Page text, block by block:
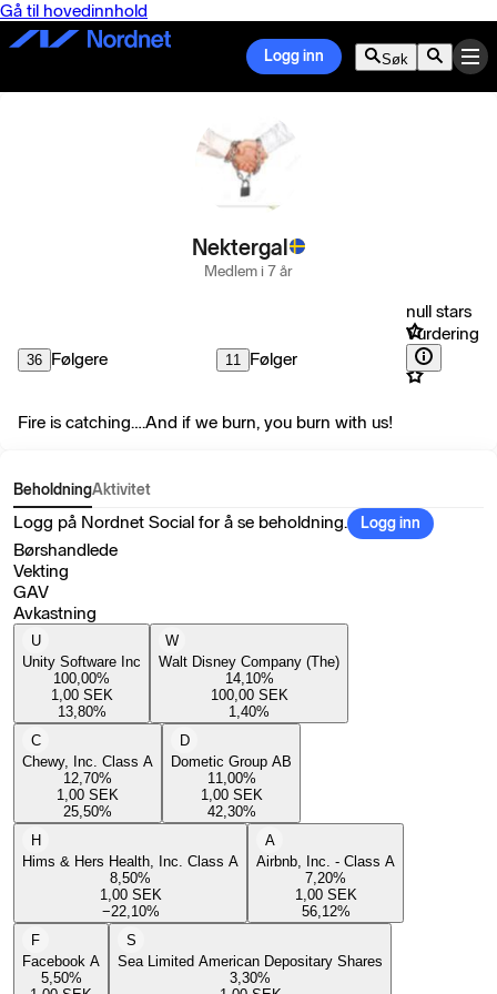
Gå til hovedinnhold
Logg inn Søk
Nektergal
Medlem i 7 år
36 Følgere 11 Følger
null stars
Vurdering
Fire is catching….And if we burn, you burn with us!
BeholdningAktivitet
Logg på Nordnet Social for å se beholdning. Logg inn
Børshandlede
Vekting
GAV
Avkastning
U
Unity Software Inc
100,00%
1,00 SEK
13,80%
W
Walt Disney Company (The)
14,10%
100,00 SEK
1,40%
C
Chewy, Inc. Class A
12,70%
1,00 SEK
25,50%
D
Dometic Group AB
11,00%
1,00 SEK
42,30%
H
Hims & Hers Health, Inc. Class A
8,50%
1,00 SEK
−22,10%
A
Airbnb, Inc. - Class A
7,20%
1,00 SEK
56,12%
F
Facebook A
5,50%
S
Sea Limited American Depositary Shares
3,30%